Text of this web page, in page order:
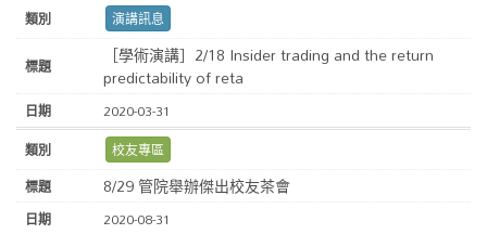
演講訊息
［學術演講］2/18 Insider trading and the return
predictability of reta
2020-03-31
校友專區
8/29 管院舉辦傑出校友茶會
2020-08-31